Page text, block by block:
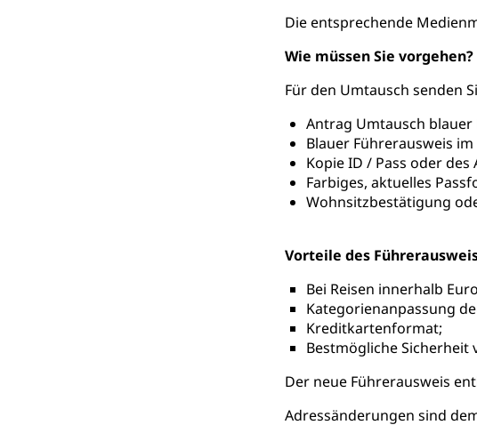
Die entsprechende
Wie müssen Sie vorgehen?
Für den Umtausch senden
Antrag Umtausch blauer
Blauer Führerausweis
Kopie ID / Pass oder
Farbiges, aktuelles
Wohnsitzbestätigung
Vorteile des
Bei Reisen innerhalb
Kategorienanpassung
Kreditkartenformat;
Bestmögliche Sicherheit
Der neue Führerausweis
Adressänderungen sind